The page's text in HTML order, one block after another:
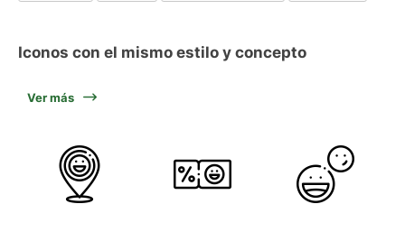
Iconos con el mismo estilo y concepto
Ver más